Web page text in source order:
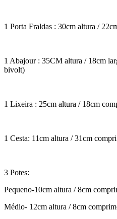
1 Porta Fraldas : 30cm altura /
1 Abajour : 35CM altura / 18cm
bivolt)
1 Lixeira : 25cm altura / 18cm
1 Cesta: 11cm altura / 31cm
3 Potes:
Pequeno-10cm altura / 8cm
Médio- 12cm altura / 8cm